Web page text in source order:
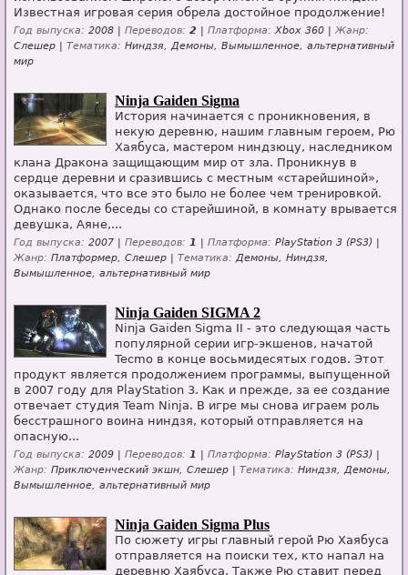
Известная игровая серия обрела достойное продолжение!
Год выпуска: 2008 | Переводов: 2 | Платформа: Xbox 360 |Жанр:
Слешер | Тематика: Ниндзя, Демоны, Вымышленное, альтернативный
мир
Ninja Gaiden Sigma
История начинается с проникновения, в
некую деревню, нашим главным героем, Рю
Хаябуса, мастером ниндзюцу, наследником
клана Дракона защищающим мир от зла. Проникнув в
сердце деревни и сразившись с местным «старейшиной»,
оказывается, что все это было не более чем тренировкой.
Однако после беседы со старейшиной, в комнату врывается
девушка, Аяне,...
Год выпуска: 2007 | Переводов: 1 | Платформа: PlayStation 3 (PS3) |
Жанр: Платформер, Слешер | Тематика: Демоны, Ниндзя,
Вымышленное, альтернативный мир
Ninja Gaiden SIGMA 2
Ninja Gaiden Sigma II - это следующая часть
популярной серии игр-экшенов, начатой
Tecmo в конце восьмидесятых годов. Этот
продукт является продолжением программы, выпущенной
в 2007 году для PlayStation 3. Как и прежде, за ее создание
отвечает студия Team Ninja. В игре мы снова играем роль
бесстрашного воина ниндзя, который отправляется на
опасную...
Год выпуска: 2009 | Переводов: 1 | Платформа: PlayStation 3 (PS3) |
Жанр: Приключенческий экшн, Слешер | Тематика: Ниндзя, Демоны,
Вымышленное, альтернативный мир
Ninja Gaiden Sigma Plus
По сюжету игры главный герой Рю Хаябуса
отправляется на поиски тех, кто напал на
деревню Хаябуса. Также Рю ставит перед